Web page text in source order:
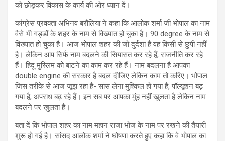
को छोड़कर विकास के कार्य की ओर ध्यान दें।
कांग्रेस प्रवक्ता अभिनव बरौलिया ने कहा कि आलोक शर्मा जी भोपाल का नाम
वैसे भी गड्डों के शहर के नाम से विख्यात हो चुका है। 90 degree के नाम से
विख्यात हो चुका है। आज भोपाल शहर की जो दुर्दशा है वह किसी से छुपी नहीं
है। लेकिन आप सिर्फ नाम बदलने की सियासत कर रहे हैं, राजनीति कर रहे
हैं। हिंदू मुस्लिम को बांटने का काम कर रहे हैं। नाम बदलना है आपका
double engine की सरकार है बदल दीजिए लेकिन काम तो करिए। भोपाल
जिस तरीके से आज जूझ रहा है- सांस लेना मुश्किल हो गया है, पॉल्यूशन बढ़
गया है, अपराध बढ़ रहे हैं। इन सब पर आपका मुंह नहीं खुलता है लेकिन नाम
बदलने पर खुलता है।
बता दें कि भोपाल शहर का नाम महान राजा भोज के नाम पर रखने की तैयारी
शुरू हो गई है। सांसद आलोक शर्मा ने घोषणा करते हुए कहा कि वे भोपाल का